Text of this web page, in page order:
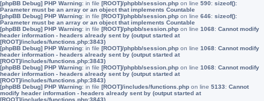
[phpBB Debug] PHP Warning: in file [ROOT]/phpbb/session.php on line 590: sizeof():
Parameter must be an array or an object that implements Countable
[phpBB Debug] PHP Warning: in file [ROOT]/phpbb/session.php on line 646: sizeof():
Parameter must be an array or an object that implements Countable
[phpBB Debug] PHP Warning: in file [ROOT]/phpbb/session.php on line 1068: Cannot modify
header information - headers already sent by (output started at
[ROOT]/includes/functions.php:3843)
[phpBB Debug] PHP Warning: in file [ROOT]/phpbb/session.php on line 1068: Cannot modify
header information - headers already sent by (output started at
[ROOT]/includes/functions.php:3843)
[phpBB Debug] PHP Warning: in file [ROOT]/phpbb/session.php on line 1068: Cannot modify
header information - headers already sent by (output started at
[ROOT]/includes/functions.php:3843)
[phpBB Debug] PHP Warning: in file [ROOT]/includes/functions.php on line 5133: Cannot
modify header information - headers already sent by (output started at
[ROOT]/includes/functions.php:3843)